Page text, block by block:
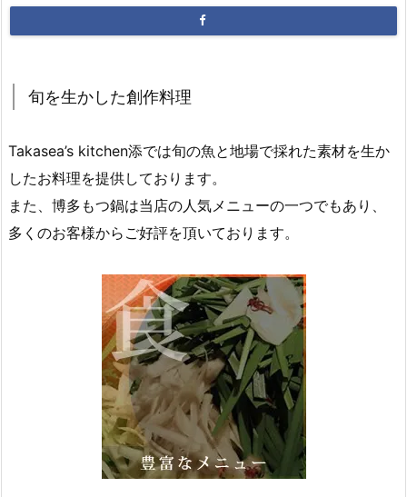
旬を生かした創作料理
Takasea’s kitchen添では旬の魚と地場で採れた素材を生か
したお料理を提供しております。
また、博多もつ鍋は当店の人気メニューの一つでもあり、
多くのお客様からご好評を頂いております。